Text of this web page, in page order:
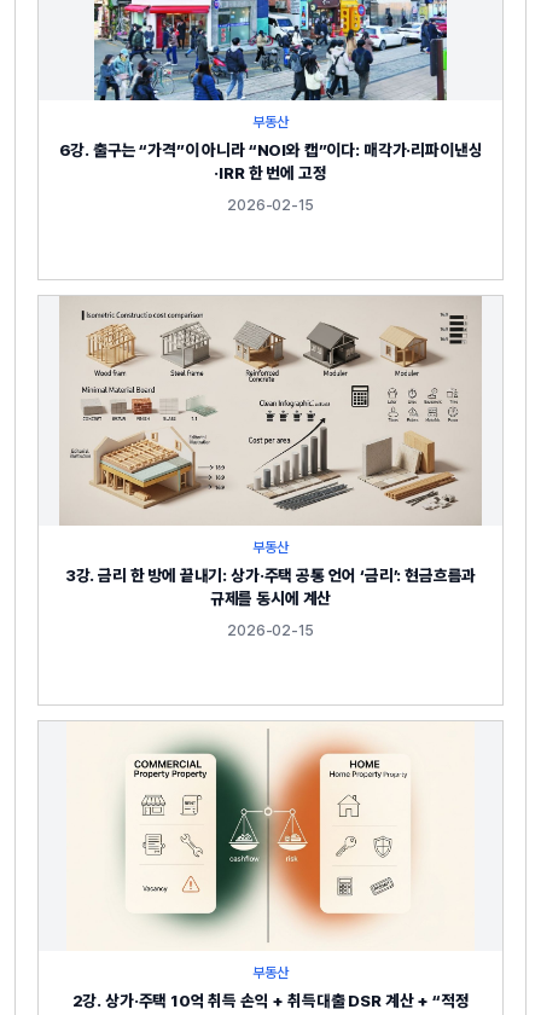
부동산
6강. 출구는 “가격”이 아니라 “NOI와 캡”이다: 매각가·리파이낸싱
·IRR 한 번에 고정
2026-02-15
부동산
3강. 금리 한 방에 끝내기: 상가·주택 공통 언어 ‘금리’: 현금흐름과
규제를 동시에 계산
2026-02-15
부동산
2강. 상가·주택 10억 취득 손익 + 취득대출 DSR 계산 + “적정